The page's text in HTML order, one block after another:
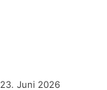
23. Juni 2026